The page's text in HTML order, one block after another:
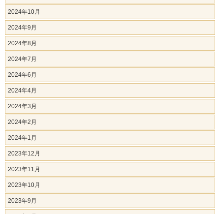
2024年10月
2024年9月
2024年8月
2024年7月
2024年6月
2024年4月
2024年3月
2024年2月
2024年1月
2023年12月
2023年11月
2023年10月
2023年9月